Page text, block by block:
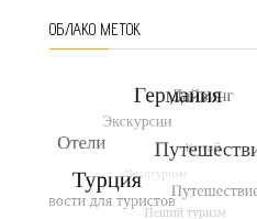
ОБЛАКО МЕТОК